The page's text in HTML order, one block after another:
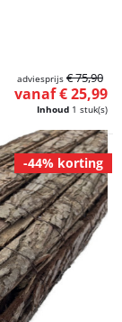
Inhoud 1 stuk(s)
vanaf € 25,99
adviesprijs € 75,90
-44% korting